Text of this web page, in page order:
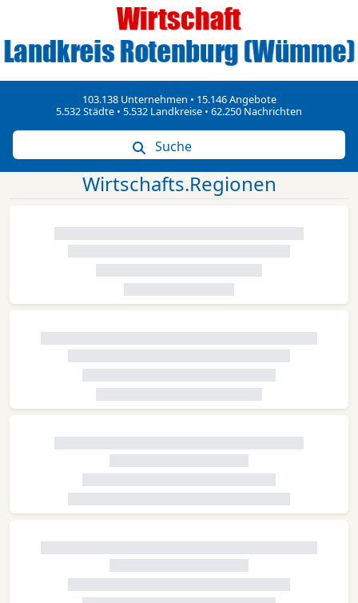
103.138 Unternehmen • 15.146 Angebote
5.532 Städte • 5.532 Landkreise • 62.250 Nachrichten
Suche
Wirtschafts.Regionen